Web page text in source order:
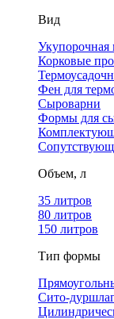
Вид
Корковые
Фен для
Сыроварни
Формы для
Объем, л
35 литров
80 литров
150 литров
Тип формы
Сито-